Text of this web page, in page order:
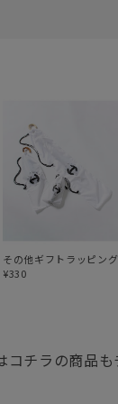
その他ギフトラッピング
¥330
コチラの商品